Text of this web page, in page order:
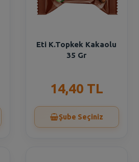
Eti K.Topkek Kakaolu
35 Gr
14,40 TL
Şube Seçiniz